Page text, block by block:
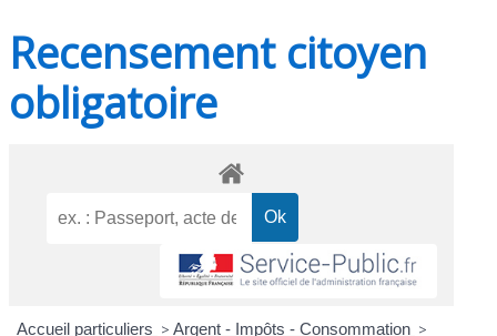
Recensement citoyen
obligatoire
Accueil particuliers > Argent - Impôts - Consommation >